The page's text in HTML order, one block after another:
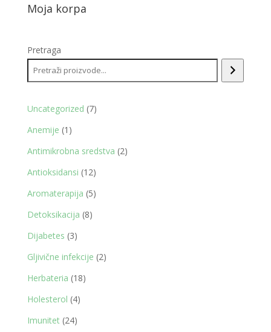
Moja korpa
Pretraga
Uncategorized 77
Anemije 1 1
proizvod
Antimikrobna sredstva 22
Antioksidansi 1212
proizvoda
Aromaterapija 55
Detoksikacija 88
Dijabetes 33
proizvoda
Gljivične infekcije 22
Herbateria 1818
Holesterol 44
Imunitet 2424